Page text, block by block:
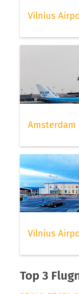
Vilnius
Vilnius
Top 3